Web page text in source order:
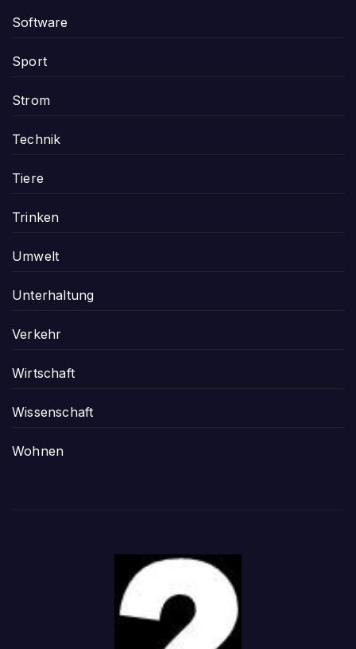
Software
Sport
Strom
Technik
Tiere
Trinken
Umwelt
Unterhaltung
Verkehr
Wirtschaft
Wissenschaft
Wohnen